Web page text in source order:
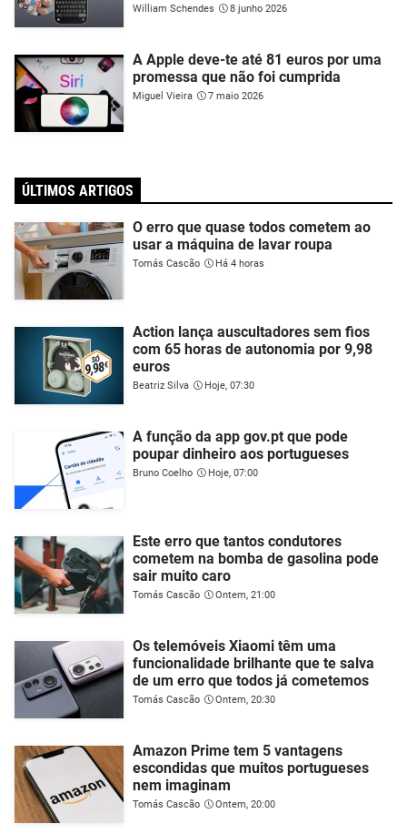
William Schendes 8 junho 2026
A Apple deve-te até 81 euros por uma
promessa que não foi cumprida
Miguel Vieira 7 maio 2026
ÚLTIMOS ARTIGOS
O erro que quase todos cometem ao
usar a máquina de lavar roupa
Tomás Cascão Há 4 horas
Action lança auscultadores sem fios
com 65 horas de autonomia por 9,98
euros
Beatriz Silva Hoje, 07:30
A função da app gov.pt que pode
poupar dinheiro aos portugueses
Bruno Coelho Hoje, 07:00
Este erro que tantos condutores
cometem na bomba de gasolina pode
sair muito caro
Tomás Cascão Ontem, 21:00
Os telemóveis Xiaomi têm uma
funcionalidade brilhante que te salva
de um erro que todos já cometemos
Tomás Cascão Ontem, 20:30
Amazon Prime tem 5 vantagens
escondidas que muitos portugueses
nem imaginam
Tomás Cascão Ontem, 20:00